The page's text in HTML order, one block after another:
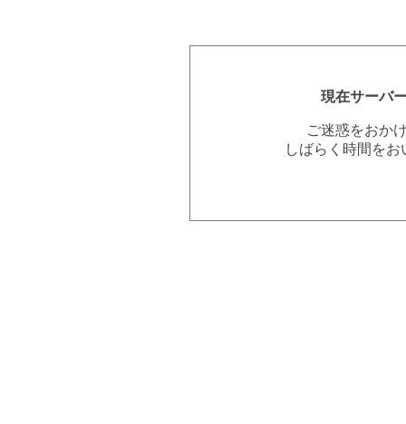
現在サーバ
ご迷惑をおか
しばらく時間を